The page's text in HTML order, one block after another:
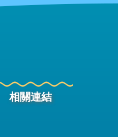
相關連結